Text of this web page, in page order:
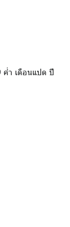
ำ เดือนแปด ปี